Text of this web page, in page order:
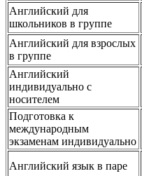
Английский для
школьников в группе
Английский для взрослых
в группе
Английский
индивидуально с
носителем
Подготовка к
международным
экзаменам индивидуально
Английский язык в паре